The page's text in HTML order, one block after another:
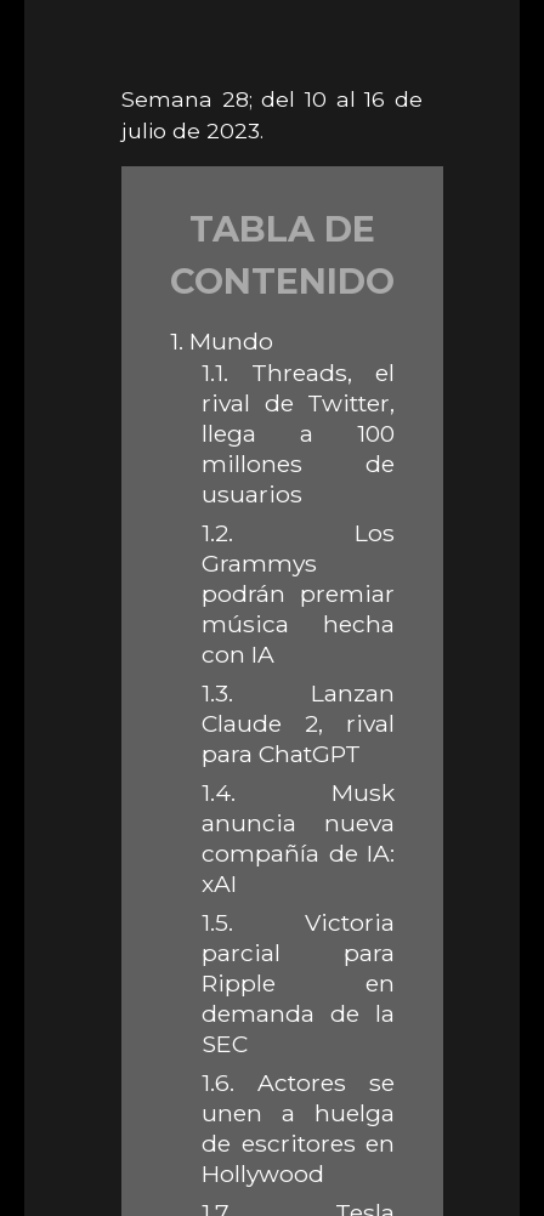
Semana 28; del 10 al 16 de
julio de 2023.
TABLA DE
CONTENIDO
1. Mundo
1.1. Threads, el
rival de Twitter,
llega a 100
millones de
usuarios
1.2. Los
Grammys
podrán premiar
música hecha
con IA
1.3. Lanzan
Claude 2, rival
para ChatGPT
1.4. Musk
anuncia nueva
compañía de IA:
xAI
1.5. Victoria
parcial para
Ripple en
demanda de la
SEC
1.6. Actores se
unen a huelga
de escritores en
Hollywood